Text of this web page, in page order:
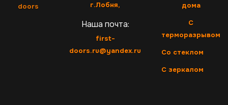
г.Лобня,
Наша почта:
first-
doors.ru@yandex.ru
дома
С
терморазрывом
Со стеклом
С зеркалом